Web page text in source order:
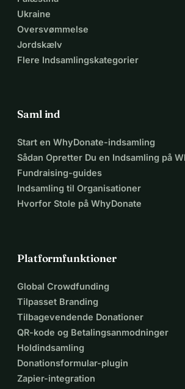
Ukraine
Oversvømmelse
Jordskælv
Flere Indsamlingskategorier
Saml ind
Start en WhyDonate-indsamling
Sådan Opretter Du en Indsamling på
Fundraising-guides
Indsamling til Organisationer
Hvorfor Stole på WhyDonate
Platformfunktioner
Global Crowdfunding
Tilpasset Branding
Tilbagevendende Donationer
QR-kode og Betalingsanmodninger
Holdindsamling
Donationsformular-plugin
Zapier-integration